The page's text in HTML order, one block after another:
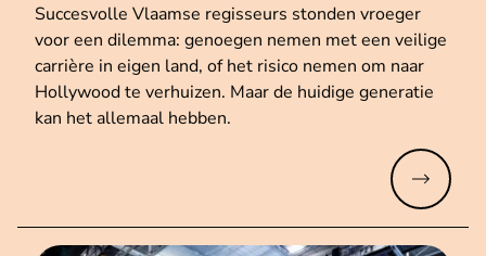
Succesvolle Vlaamse regisseurs stonden vroeger
voor een dilemma: genoegen nemen met een veilige
carrière in eigen land, of het risico nemen om naar
Hollywood te verhuizen. Maar de huidige generatie
kan het allemaal hebben.
Meer